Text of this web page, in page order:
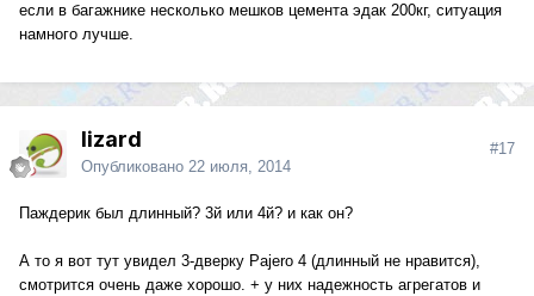
если в багажнике несколько мешков цемента эдак 200кг, ситуация
намного лучше.
lizard
Опубликовано 22 июля, 2014
#17
Паждерик был длинный? 3й или 4й? и как он?
А то я вот тут увидел 3-дверку Pajero 4 (длинный не нравится),
смотрится очень даже хорошо. + у них надежность агрегатов и